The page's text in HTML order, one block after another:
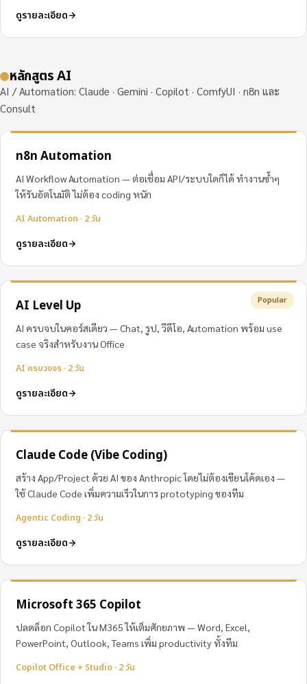
ดูรายละเอียด
หลักสูตร AI
AI / Automation: Claude · Gemini · Copilot · ComfyUI · n8n และ
Consult
n8n Automation
AI Workflow Automation — ต่อเชื่อม API/ระบบใดก็ได้ ทำงานซ้ำๆ
ให้รันอัตโนมัติ ไม่ต้อง coding หนัก
AI Automation · 2 วัน
ดูรายละเอียด
Popular
AI Level Up
AI ครบจบในคอร์สเดียว — Chat, รูป, วีดีโอ, Automation พร้อม use
case จริงสำหรับงาน Office
AI ครบวงจร · 2 วัน
ดูรายละเอียด
Claude Code (Vibe Coding)
สร้าง App/Project ด้วย AI ของ Anthropic โดยไม่ต้องเขียนโค้ดเอง —
ใช้ Claude Code เพิ่มความเร็วในการ prototyping ของทีม
Agentic Coding · 2 วัน
ดูรายละเอียด
Microsoft 365 Copilot
ปลดล็อก Copilot ใน M365 ให้เต็มศักยภาพ — Word, Excel,
PowerPoint, Outlook, Teams เพิ่ม productivity ทั้งทีม
Copilot Office + Studio · 2 วัน